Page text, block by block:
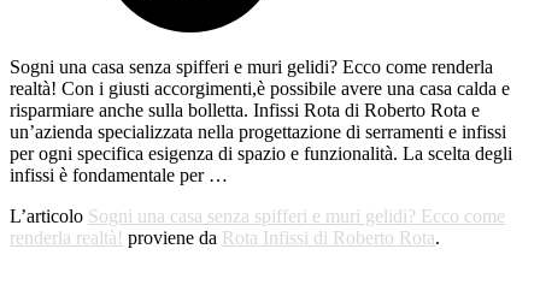
Sogni una casa senza spifferi e muri gelidi? Ecco come renderla
realtà! Con i giusti accorgimenti,è possibile avere una casa calda e
risparmiare anche sulla bolletta. Infissi Rota di Roberto Rota e
un’azienda specializzata nella progettazione di serramenti e infissi
per ogni specifica esigenza di spazio e funzionalità. La scelta degli
infissi è fondamentale per …
L’articolo Sogni una casa senza spifferi e muri gelidi? Ecco come
renderla realtà! proviene da Rota Infissi di Roberto Rota.